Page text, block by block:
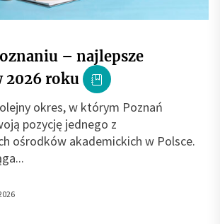
– najlepsze
roku
okres, w którym Poznań
pozycję jednego z
ośrodków akademickich w Polsce.